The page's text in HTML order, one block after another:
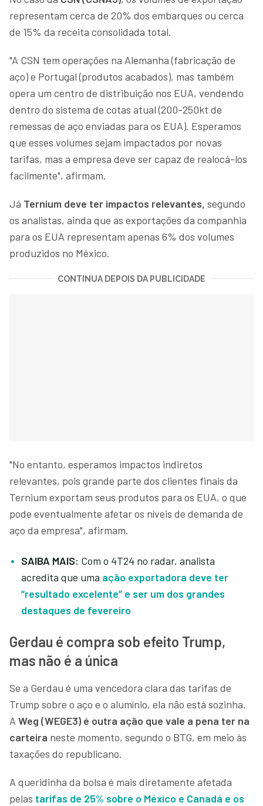
representam cerca de 20% dos embarques ou cerca
de 15% da receita consolidada total.
"A CSN tem operações na Alemanha (fabricação de
aço) e Portugal (produtos acabados), mas também
opera um centro de distribuição nos EUA, vendendo
dentro do sistema de cotas atual (200-250kt de
remessas de aço enviadas para os EUA). Esperamos
que esses volumes sejam impactados por novas
tarifas, mas a empresa deve ser capaz de realocá-los
facilmente", afirmam.
Já Ternium deve ter impactos relevantes, segundo
os analistas, ainda que as exportações da companhia
para os EUA representam apenas 6% dos volumes
produzidos no México.
CONTINUA DEPOIS DA PUBLICIDADE
"No entanto, esperamos impactos indiretos
relevantes, pois grande parte dos clientes finais da
Ternium exportam seus produtos para os EUA, o que
pode eventualmente afetar os níveis de demanda de
aço da empresa", afirmam.
SAIBA MAIS: Com o 4T24 no radar, analista
acredita que uma ação exportadora deve ter
“resultado excelente” e ser um dos grandes
destaques de fevereiro
Gerdau é compra sob efeito Trump,
mas não é a única
Se a Gerdau é uma vencedora clara das tarifas de
Trump sobre o aço e o alumínio, ela não está sozinha.
A Weg (WEGE3) é outra ação que vale a pena ter na
carteira neste momento, segundo o BTG, em meio às
taxações do republicano.
A queridinha da bolsa é mais diretamente afetada
pelas tarifas de 25% sobre o México e Canadá e os